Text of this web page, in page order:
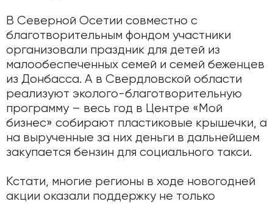
В Северной Осетии совместно с
благотворительным фондом участники
организовали праздник для детей из
малообеспеченных семей и семей беженцев
из Донбасса. А в Свердловской области
реализуют эколого-благотворительную
программу – весь год в Центре «Мой
бизнес» собирают пластиковые крышечки, а
на вырученные за них деньги в дальнейшем
закупается бензин для социального такси.
Кстати, многие регионы в ходе новогодней
акции оказали поддержку не только